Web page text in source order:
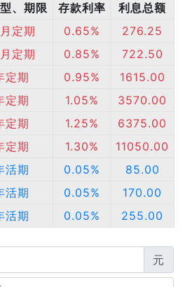
、期限 存款利率
利息总额
定期 0.65%
276.25
定期 0.85%
722.50
定期 0.95%
1615.00
定期 1.05%
3570.00
定期 1.25%
6375.00
定期 1.30%
11050.00
活期 0.05%
85.00
活期 0.05%
170.00
活期 0.05% 255.00
元